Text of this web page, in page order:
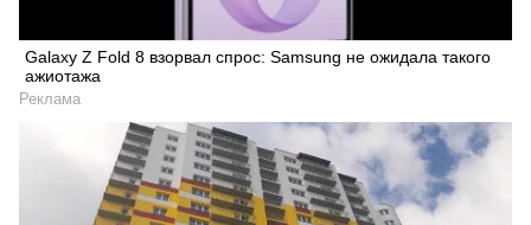
Galaxy Z Fold 8 взорвал спрос: Samsung не ожидала такого
ажиотажа
Реклама